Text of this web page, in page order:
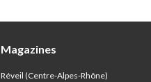
Magazines
Réveil (Centre-Alpes-Rhône)